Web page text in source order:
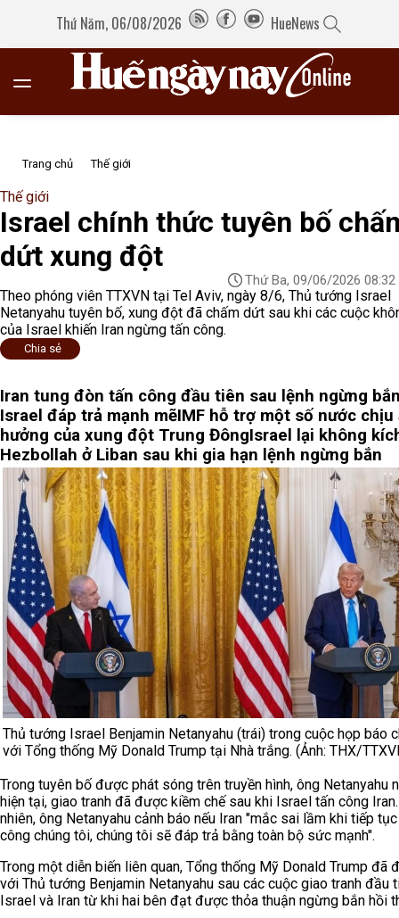
Thứ Năm, 06/08/2026 HueNews
Trang chủ Thế giới
Thế giới
Israel chính thức tuyên bố
dứt xung đột
Thứ Ba, 09/06/2026 08:32
Theo phóng viên TTXVN tại Tel Aviv, ngày 8/6, Thủ tướng Israel
Netanyahu tuyên bố, xung đột đã chấm dứt sau khi các cuộc
của Israel khiến Iran ngừng tấn công.
Chia sẻ
Iran tung đòn tấn công đầu tiên sau lệnh ngừng
Israel đáp trả mạnh mẽIMF hỗ trợ một số nước chịu
hưởng của xung đột Trung ĐôngIsrael lại không
Hezbollah ở Liban sau khi gia hạn lệnh ngừng bắn
Thủ tướng Israel Benjamin Netanyahu (trái) trong cuộc họp báo
với Tổng thống Mỹ Donald Trump tại Nhà trắng. (Ảnh: THX/
Trong tuyên bố được phát sóng trên truyền hình, ông Netanyahu
hiện tại, giao tranh đã được kiềm chế sau khi Israel tấn công
nhiên, ông Netanyahu cảnh báo nếu Iran "mắc sai lầm khi tiếp
công chúng tôi, chúng tôi sẽ đáp trả bằng toàn bộ sức mạnh".
Trong một diễn biến liên quan, Tổng thống Mỹ Donald Trump đã
với Thủ tướng Benjamin Netanyahu sau các cuộc giao tranh đầu
Israel và Iran từ khi hai bên đạt được thỏa thuận ngừng bắn hồi